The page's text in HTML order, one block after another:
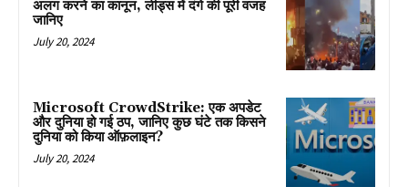
अलग करने का कानून, लीड्स में दंगे की पूरी वजह
जानिए
July 20, 2024
Microsoft CrowdStrike: एक अपडेट
और दुनिया हो गई ठप, जानिए कुछ घंटे तक किसने
दुनिया को किया ऑफ़लाइन?
July 20, 2024